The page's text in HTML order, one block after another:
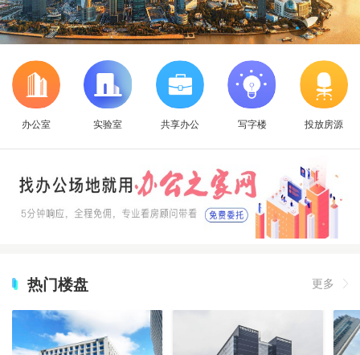
办公室 实验室 共享办公 写字楼 投放房源
热门楼盘 更多